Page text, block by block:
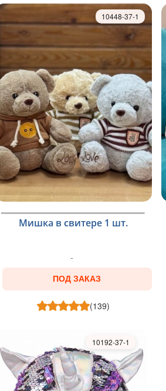
Мишка в свитере 1 шт.
10448-37-1
ПОД ЗАКАЗ
(139)
10192-37-1